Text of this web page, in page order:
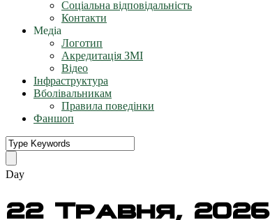
Соціальна відповідальність
Контакти
Медіа
Логотип
Акредитація ЗМІ
Відео
Інфраструктура
Вболівальникам
Правила поведінки
Фаншоп
Day
22 Травня, 2026